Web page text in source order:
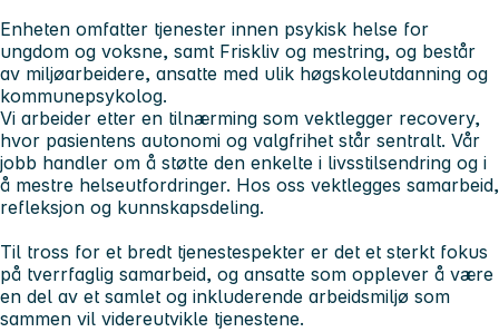
Enheten omfatter tjenester innen psykisk helse for
ungdom og voksne, samt Friskliv og mestring, og består
av miljøarbeidere, ansatte med ulik høgskoleutdanning og
kommunepsykolog.
Vi arbeider etter en tilnærming som vektlegger recovery,
hvor pasientens autonomi og valgfrihet står sentralt. Vår
jobb handler om å støtte den enkelte i livsstilsendring og i
å mestre helseutfordringer. Hos oss vektlegges samarbeid,
refleksjon og kunnskapsdeling.
Til tross for et bredt tjenestespekter er det et sterkt fokus
på tverrfaglig samarbeid, og ansatte som opplever å være
en del av et samlet og inkluderende arbeidsmiljø som
sammen vil videreutvikle tjenestene.